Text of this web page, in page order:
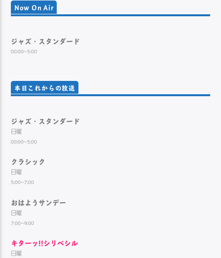
Now On Air
ジャズ・スタンダード
00:00~5:00
本日これからの放送
ジャズ・スタンダード
日曜
00:00~5:00
クラシック
日曜
5:00~7:00
おはようサンデー
日曜
7:00~9:00
キターッ!!シリベシル
日曜